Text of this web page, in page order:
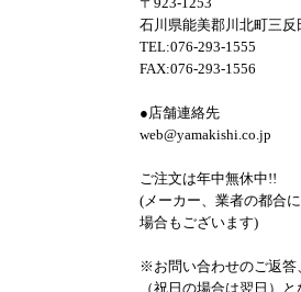
〒923-1253
石川県能美郡川北町三反
TEL:076-293-1555
FAX:076-293-1556
●店舗連絡先
web@yamakishi.co.jp
ご注文は年中無休中!!
(メーカー、業者の都合
場合もございます)
※お問い合わせのご返答